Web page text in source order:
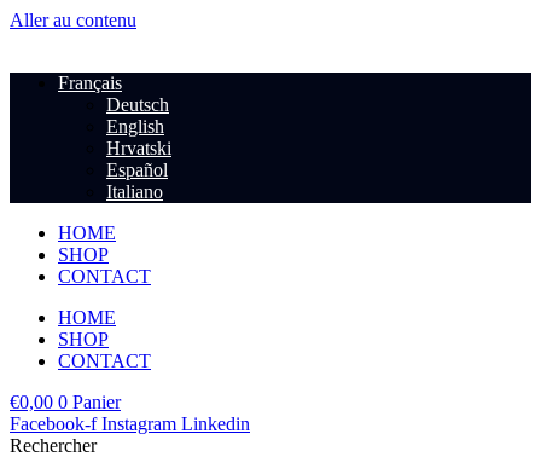
Aller au contenu
Français
Deutsch
English
Hrvatski
Español
Italiano
HOME
SHOP
CONTACT
HOME
SHOP
CONTACT
€0,00 0 Panier
Facebook-f Instagram Linkedin
Rechercher